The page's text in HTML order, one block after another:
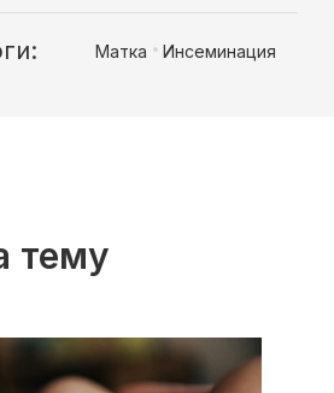
Матка Инсеминация
тему